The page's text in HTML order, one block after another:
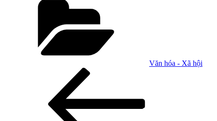
Văn hóa - Xã hội